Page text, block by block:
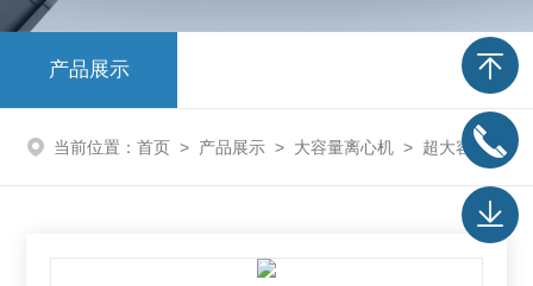
产品展示
当前位置： 首页 > 产品展示 > 大容量离心机 > 超大容量冷冻离心机